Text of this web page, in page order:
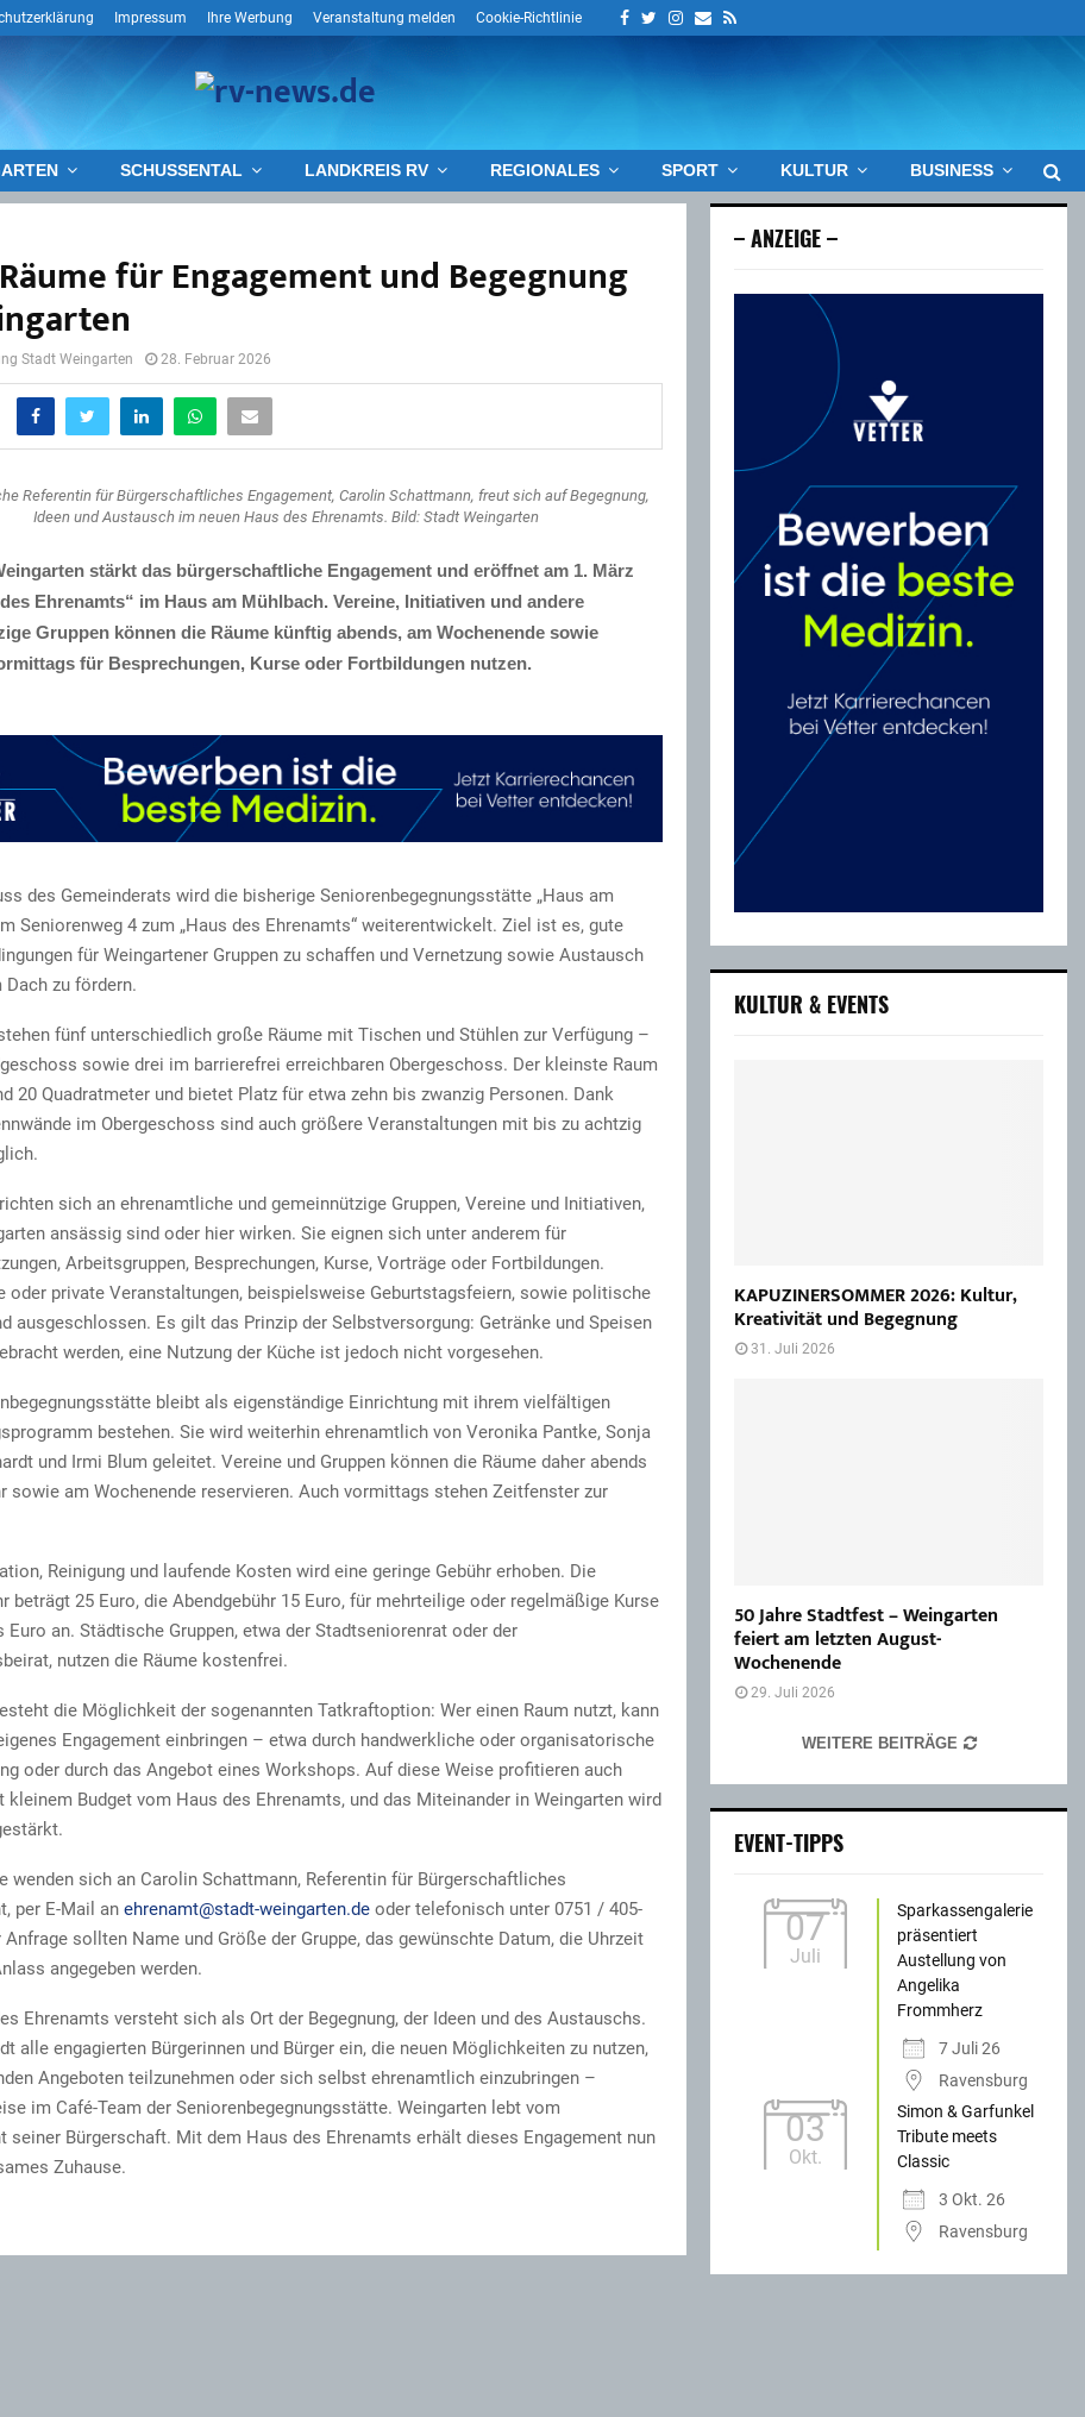
Impressum Ihre Werbung Veranstaltung melden Cookie-Richtlinie Facebook
Twitter
Instagram
EmailRss
SCHUSSENTAL LANDKREIS RV REGIONALES SPORT KULTUR BUSINESS
für Engagement und Begegnung
Stadt Weingarten 28. Februar 2026
Referentin für Bürgerschaftliches Engagement, Carolin Schattmann, freut sich auf Begegnung,
Ideen und Austausch im neuen Haus des Ehrenamts. Bild: Stadt Weingarten
stärkt das bürgerschaftliche Engagement und eröffnet am 1. März
Ehrenamts“ im Haus am Mühlbach. Vereine, Initiativen und andere
Gruppen können die Räume künftig abends, am Wochenende sowie
für Besprechungen, Kurse oder Fortbildungen nutzen.
des Gemeinderats wird die bisherige Seniorenbegegnungsstätte „Haus am
Seniorenweg 4 zum „Haus des Ehrenamts“ weiterentwickelt. Ziel ist es, gute
für Weingartener Gruppen zu schaffen und Vernetzung sowie Austausch
Dach zu fördern.
fünf unterschiedlich große Räume mit Tischen und Stühlen zur Verfügung –
sowie drei im barrierefrei erreichbaren Obergeschoss. Der kleinste Raum
20 Quadratmeter und bietet Platz für etwa zehn bis zwanzig Personen. Dank
im Obergeschoss sind auch größere Veranstaltungen mit bis zu achtzig
sich an ehrenamtliche und gemeinnützige Gruppen, Vereine und Initiativen,
ansässig sind oder hier wirken. Sie eignen sich unter anderem für
Arbeitsgruppen, Besprechungen, Kurse, Vorträge oder Fortbildungen.
oder private Veranstaltungen, beispielsweise Geburtstagsfeiern, sowie politische
ausgeschlossen. Es gilt das Prinzip der Selbstversorgung: Getränke und Speisen
werden, eine Nutzung der Küche ist jedoch nicht vorgesehen.
bleibt als eigenständige Einrichtung mit ihrem vielfältigen
bestehen. Sie wird weiterhin ehrenamtlich von Veronika Pantke, Sonja
und Irmi Blum geleitet. Vereine und Gruppen können die Räume daher abends
sowie am Wochenende reservieren. Auch vormittags stehen Zeitfenster zur
Reinigung und laufende Kosten wird eine geringe Gebühr erhoben. Die
beträgt 25 Euro, die Abendgebühr 15 Euro, für mehrteilige oder regelmäßige Kurse
Euro an. Städtische Gruppen, etwa der Stadtseniorenrat oder der
nutzen die Räume kostenfrei.
die Möglichkeit der sogenannten Tatkraftoption: Wer einen Raum nutzt, kann
Engagement einbringen – etwa durch handwerkliche oder organisatorische
oder durch das Angebot eines Workshops. Auf diese Weise profitieren auch
kleinem Budget vom Haus des Ehrenamts, und das Miteinander in Weingarten wird
wenden sich an Carolin Schattmann, Referentin für Bürgerschaftliches
per E-Mail an ehrenamt@stadt-weingarten.de oder telefonisch unter 0751 / 405-
Anfrage sollten Name und Größe der Gruppe, das gewünschte Datum, die Uhrzeit
angegeben werden.
Ehrenamts versteht sich als Ort der Begegnung, der Ideen und des Austauschs.
alle engagierten Bürgerinnen und Bürger ein, die neuen Möglichkeiten zu nutzen,
Angeboten teilzunehmen oder sich selbst ehrenamtlich einzubringen –
im Café-Team der Seniorenbegegnungsstätte. Weingarten lebt vom
seiner Bürgerschaft. Mit dem Haus des Ehrenamts erhält dieses Engagement nun
Zuhause.
– ANZEIGE –
KULTUR & EVENTS
KAPUZINERSOMMER 2026: Kultur,
Kreativität und Begegnung
31. Juli 2026
50 Jahre Stadtfest – Weingarten
feiert am letzten August-
Wochenende
29. Juli 2026
WEITERE BEITRÄGE
EVENT-TIPPS
07
Juli
Sparkassengalerie
präsentiert
Austellung von
Angelika
Frommherz
7 Juli 26
Ravensburg
03
Okt.
Simon & Garfunkel
Tribute meets
Classic
3 Okt. 26
Ravensburg